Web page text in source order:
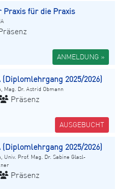
Praxis für die Praxis
ANMELDUNG »
(Diplomlehrgang 2025/2026)
Mag. Dr. Astrid Obmann
Präsenz
AUSGEBUCHT
(Diplomlehrgang 2025/2026)
Univ. Prof. Mag. Dr. Sabine Glasl-
Präsenz